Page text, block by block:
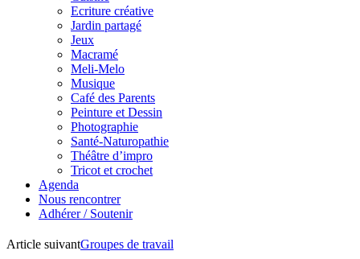
Ecriture créative
Jardin partagé
Jeux
Macramé
Meli-Melo
Musique
Café des Parents
Peinture et Dessin
Photographie
Santé-Naturopathie
Théâtre d’impro
Tricot et crochet
Agenda
Nous rencontrer
Adhérer / Soutenir
Article suivantGroupes de travail